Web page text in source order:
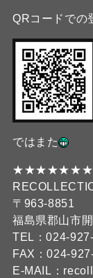
QRコードでの
ではまた
〒963-8851
福島県郡山市
TEL：024-
FAX：024-
E-MAIL：